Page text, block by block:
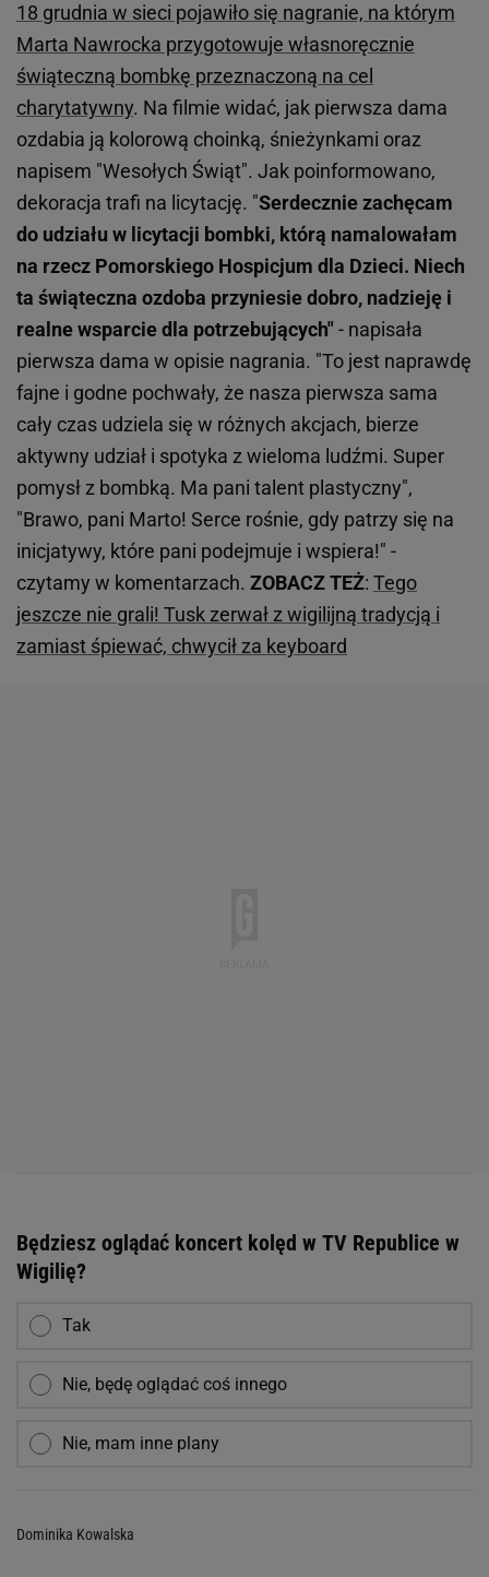
18 grudnia w sieci pojawiło się nagranie, na którym
Marta Nawrocka przygotowuje własnoręcznie
świąteczną bombkę przeznaczoną na cel
charytatywny. Na filmie widać, jak pierwsza dama
ozdabia ją kolorową choinką, śnieżynkami oraz
napisem "Wesołych Świąt". Jak poinformowano,
dekoracja trafi na licytację. "Serdecznie zachęcam
do udziału w licytacji bombki, którą namalowałam
na rzecz Pomorskiego Hospicjum dla Dzieci. Niech
ta świąteczna ozdoba przyniesie dobro, nadzieję i
realne wsparcie dla potrzebujących" - napisała
pierwsza dama w opisie nagrania. "To jest naprawdę
fajne i godne pochwały, że nasza pierwsza sama
cały czas udziela się w różnych akcjach, bierze
aktywny udział i spotyka z wieloma ludźmi. Super
pomysł z bombką. Ma pani talent plastyczny",
"Brawo, pani Marto! Serce rośnie, gdy patrzy się na
inicjatywy, które pani podejmuje i wspiera!" -
czytamy w komentarzach. ZOBACZ TEŻ: Tego
jeszcze nie grali! Tusk zerwał z wigilijną tradycją i
zamiast śpiewać, chwycił za keyboard
Będziesz oglądać koncert kolęd w TV Republice w
Wigilię?
Tak
Nie, będę oglądać coś innego
Nie, mam inne plany
Dominika Kowalska